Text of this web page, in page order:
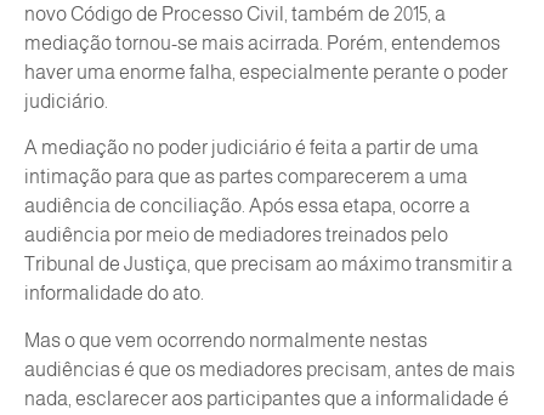
novo Código de Processo Civil, também de 2015, a
mediação tornou-se mais acirrada. Porém, entendemos
haver uma enorme falha, especialmente perante o poder
judiciário.
A mediação no poder judiciário é feita a partir de uma
intimação para que as partes comparecerem a uma
audiência de conciliação. Após essa etapa, ocorre a
audiência por meio de mediadores treinados pelo
Tribunal de Justiça, que precisam ao máximo transmitir a
informalidade do ato.
Mas o que vem ocorrendo normalmente nestas
audiências é que os mediadores precisam, antes de mais
nada, esclarecer aos participantes que a informalidade é